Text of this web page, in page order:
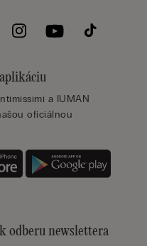
a IUMAN
oficiálnou
odberu newslettera